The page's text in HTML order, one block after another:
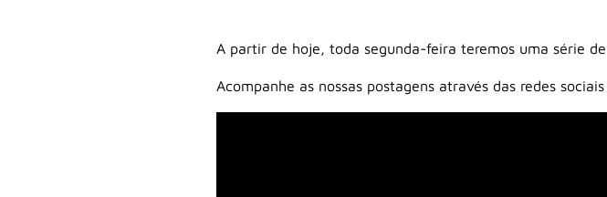
A partir de hoje, toda segunda-feira teremos uma série
Acompanhe as nossas postagens através das redes